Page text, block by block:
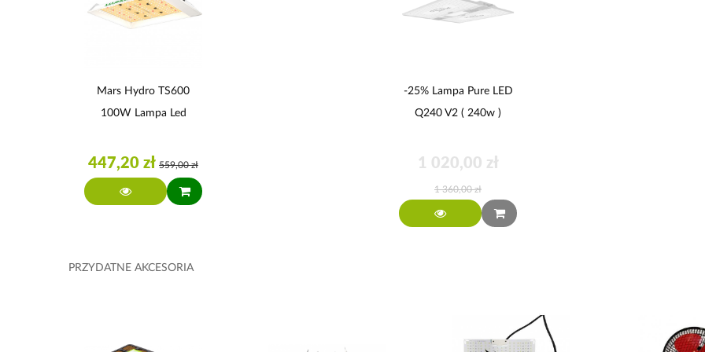
Mars Hydro TS600
100W Lampa Led
447,20 zł 559,00 zł
-25% Lampa Pure LED
Q240 V2 ( 240w )
1 020,00 zł
1 360,00 zł
PRZYDATNE AKCESORIA